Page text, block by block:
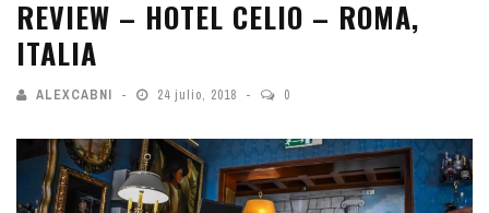
REVIEW – HOTEL CELIO – ROMA,
ITALIA
ALEXCABNI 24 julio, 2018 0